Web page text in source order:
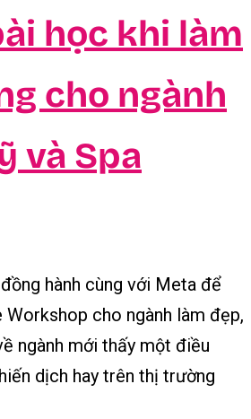
học khi làm
cho ngành
và Spa
hành cùng với Meta để
Workshop cho ngành làm đẹp,
ngành mới thấy một điều
dịch hay trên thị trường